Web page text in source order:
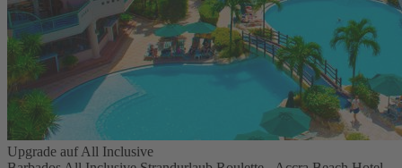
Upgrade auf All Inclusive